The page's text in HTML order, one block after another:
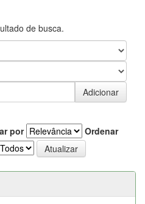
de busca.
por
Ordenar